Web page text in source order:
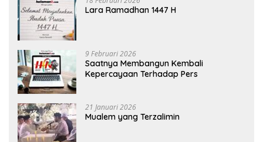
Lara Ramadhan 1447 H
9 Februari 2026
Saatnya Membangun Kembali
Kepercayaan Terhadap Pers
21 Januari 2026
Mualem yang Terzalimin